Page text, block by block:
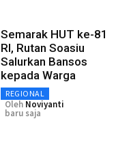
Semarak HUT ke-81
RI, Rutan Soasiu
Salurkan Bansos
kepada Warga
REGIONAL
Oleh Noviyanti
baru saja